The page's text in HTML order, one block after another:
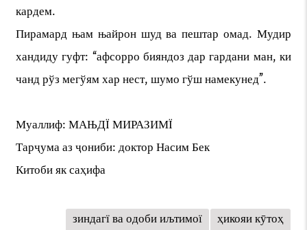
кардем.
Пирамард њам њайрон шуд ва пештар омад. Мудир
хандиду гуфт: “афсорро бияндоз дар гардани ман, ки
чанд рўз мегўям хар нест, шумо гўш намекунед”.
Муаллиф: МАЊДЇ МИРАЗИМЇ
Тарҷума аз ҷониби: доктор Насим Бек
Китоби як саҳифа
ҳикояи кӯтоҳ
зиндагї ва одоби иљтимої